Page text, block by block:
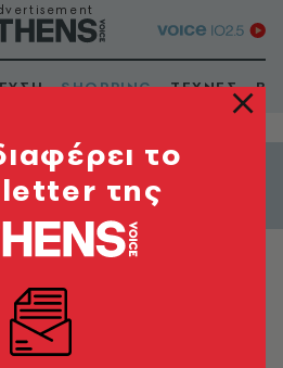
SHOPPING ΤΕΧΝΕΣ
art project
το
της